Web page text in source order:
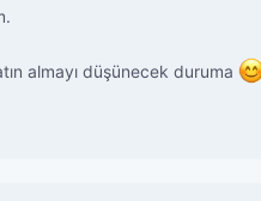
almayı düşünecek duruma